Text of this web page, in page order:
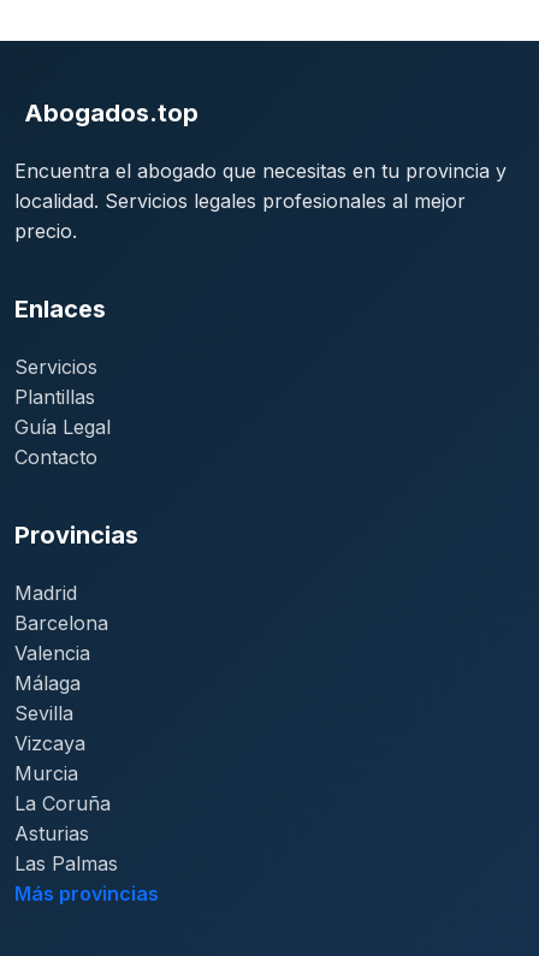
Abogados.top
Encuentra el abogado que necesitas en tu provincia y
localidad. Servicios legales profesionales al mejor
precio.
Enlaces
Servicios
Plantillas
Guía Legal
Contacto
Provincias
Madrid
Barcelona
Valencia
Málaga
Sevilla
Vizcaya
Murcia
La Coruña
Asturias
Las Palmas
Más provincias